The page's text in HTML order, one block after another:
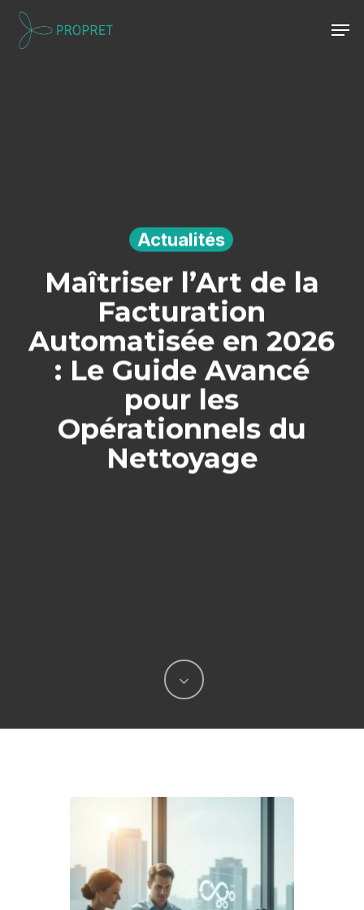
Skip
Actualités
Maîtriser l’Art de la
Facturation
Automatisée en 2026
: Le Guide Avancé
pour les
Opérationnels du
Nettoyage